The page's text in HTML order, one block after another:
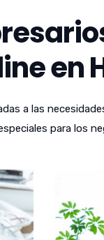
en
a las
para los